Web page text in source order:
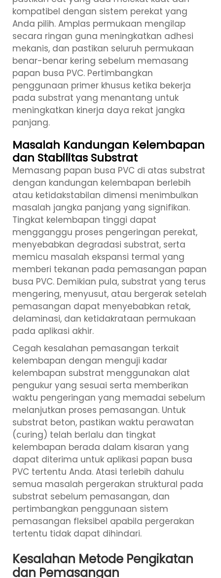
kompatibel dengan sistem perekat yang
Anda pilih. Amplas permukaan mengilap
secara ringan guna meningkatkan adhesi
mekanis, dan pastikan seluruh permukaan
benar-benar kering sebelum memasang
papan busa PVC. Pertimbangkan
penggunaan primer khusus ketika bekerja
pada substrat yang menantang untuk
meningkatkan kinerja daya rekat jangka
panjang.
Masalah Kandungan Kelembapan
dan Stabilitas Substrat
Memasang papan busa PVC di atas substrat
dengan kandungan kelembapan berlebih
atau ketidakstabilan dimensi menimbulkan
masalah jangka panjang yang signifikan.
Tingkat kelembapan tinggi dapat
mengganggu proses pengeringan perekat,
menyebabkan degradasi substrat, serta
memicu masalah ekspansi termal yang
memberi tekanan pada pemasangan papan
busa PVC. Demikian pula, substrat yang terus
mengering, menyusut, atau bergerak setelah
pemasangan dapat menyebabkan retak,
delaminasi, dan ketidakrataan permukaan
pada aplikasi akhir.
Cegah kesalahan pemasangan terkait
kelembapan dengan menguji kadar
kelembapan substrat menggunakan alat
pengukur yang sesuai serta memberikan
waktu pengeringan yang memadai sebelum
melanjutkan proses pemasangan. Untuk
substrat beton, pastikan waktu perawatan
(curing) telah berlalu dan tingkat
kelembapan berada dalam kisaran yang
dapat diterima untuk aplikasi papan busa
PVC tertentu Anda. Atasi terlebih dahulu
semua masalah pergerakan struktural pada
substrat sebelum pemasangan, dan
pertimbangkan penggunaan sistem
pemasangan fleksibel apabila pergerakan
tertentu tidak dapat dihindari.
Kesalahan Metode Pengikatan
dan Pemasangan